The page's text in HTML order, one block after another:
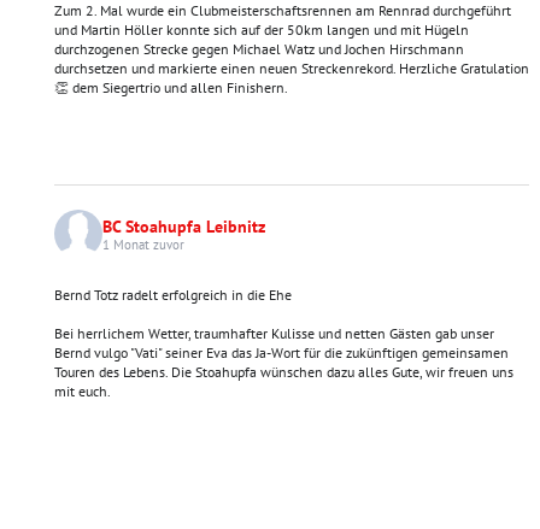
Zum 2. Mal wurde ein Clubmeisterschaftsrennen am Rennrad durchgeführt
und Martin Höller konnte sich auf der 50km langen und mit Hügeln
durchzogenen Strecke gegen Michael Watz und Jochen Hirschmann
durchsetzen und markierte einen neuen Streckenrekord. Herzliche Gratulation
👏 dem Siegertrio und allen Finishern.
BC Stoahupfa Leibnitz
1 Monat zuvor
Bernd Totz radelt erfolgreich in die Ehe
Bei herrlichem Wetter, traumhafter Kulisse und netten Gästen gab unser
Bernd vulgo "Vati" seiner Eva das Ja-Wort für die zukünftigen gemeinsamen
Touren des Lebens. Die Stoahupfa wünschen dazu alles Gute, wir freuen uns
mit euch.